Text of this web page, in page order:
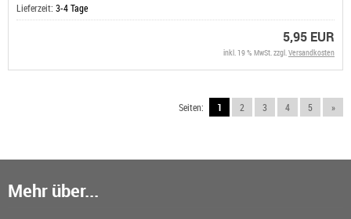
Lieferzeit: 3-4 Tage
5,95 EUR
inkl. 19 % MwSt. zzgl.Versandkosten
Seiten: 1 2 3 4 5 »
Mehr über...